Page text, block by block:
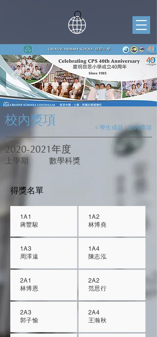
校內獎項 < 學生成就 / 校內獎項
2020-2021 年度
上學期 數學科獎
得獎名單
1A1
蔣豐駿
1A3
周澤遠
2A1
林博恩
2A3
郭子愉
1A2
林博堯
1A4
陳志泓
2A2
范思行
2A4
王瀚秋